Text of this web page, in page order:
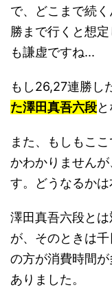
で、どこまで続
勝まで行くと想
も謙虚ですね...
もし26,27連勝し
た澤田真吾六段
また、もしもこ
かわかりません
す。どうなるかは
澤田真吾六段と
が、そのときは
の方が消費時間
ありました。